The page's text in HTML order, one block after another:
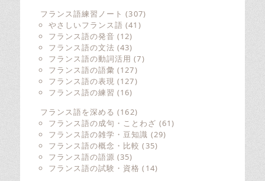
フランス語練習ノート (307)
やさしいフランス語 (41)
フランス語の発音 (12)
フランス語の文法 (43)
フランス語の動詞活用 (7)
フランス語の語彙 (127)
フランス語の表現 (127)
フランス語の練習 (16)
フランス語を深める (162)
フランス語の成句・ことわざ (61)
フランス語の雑学・豆知識 (29)
フランス語の概念・比較 (35)
フランス語の語源 (35)
フランス語の試験・資格 (14)